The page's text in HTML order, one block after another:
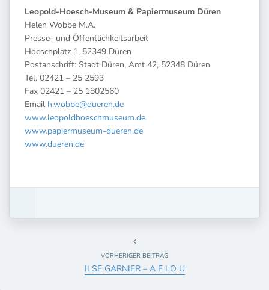
Leopold-Hoesch-Museum & Papiermuseum Düren
Helen Wobbe M.A.
Presse- und Öffentlichkeitsarbeit
Hoeschplatz 1, 52349 Düren
Postanschrift: Stadt Düren, Amt 42, 52348 Düren
Tel. 02421 – 25 2593
Fax 02421 – 25 1802560
Email h.wobbe@dueren.de
www.leopoldhoeschmuseum.de
www.papiermuseum-dueren.de
www.dueren.de
VORHERIGER BEITRAG
ILSE GARNIER – A E I O U